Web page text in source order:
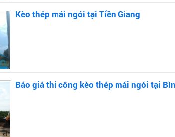
Kèo thép mái ngói tại Tiền Giang
Báo giá thi công kèo thép mái ngói tại